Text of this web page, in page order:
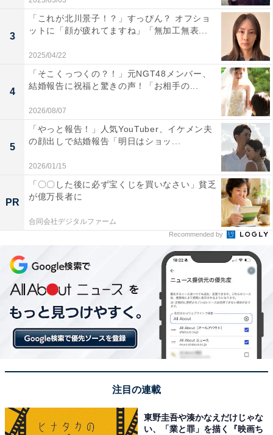
3
「これが北川景子！？」すっぴん？ オフショ
ットに「顔が疲れてますね」「無加工無表...
2025/04/22
4
「そこくっつくの？！」元NGT48メンバー、
結婚報告に祝福と驚きの声！「お相手の...
2026/08/07
5
「やっと報告！」人気YouTuber、イケメン夫
の顔出しで結婚報告「明日はショッ...
2026/01/15
PR
「〇〇した後に必ず宝くじを買いなさい」貧乏
が億万長者に
合同会社デジタルファーム
Recommended by
注目の連載
東野圭吾や湊かなえだけじゃな
い、「業と罪」を描く『映画ち